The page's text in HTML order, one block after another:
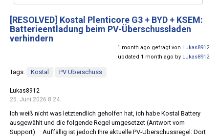
[RESOLVED] Kostal Plenticore G3 + BYD + KSEM:
Batterieentladung beim PV-Überschussladen
verhindern
1 month ago gefragt von Lukas8912
updated 1 month ago by Lukas8912
Tags: Kostal PV Überschuss
Lukas8912
25. Juni 2026 8:24
Ich weiß nicht was letztendlich geholfen hat, ich habe Kostal Battery
ausgewählt und die folgende Regel umgesetzet (Antwort vom
Support) Auffällig ist jedoch Ihre aktuelle PV-Überschussregel: Dort